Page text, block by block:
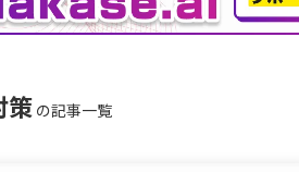
策 の記事一覧